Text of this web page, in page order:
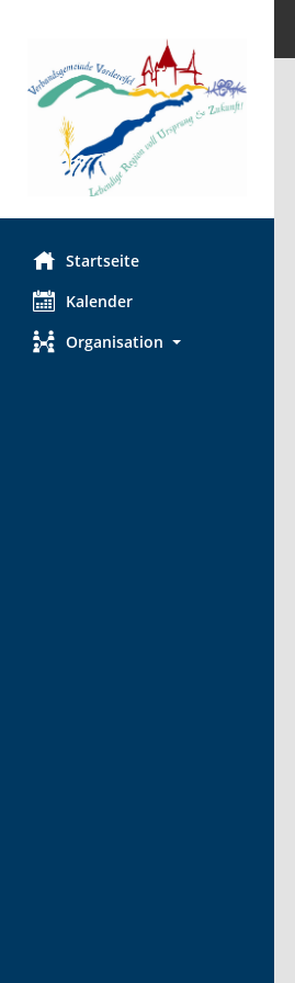
Startseite
Kalender
Organisation